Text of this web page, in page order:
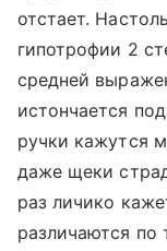
отстает.
гипотрофии 2
средней
истончается
ручки кажутся
даже щеки
раз личико
различаются по